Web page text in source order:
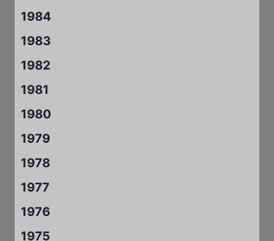
1984
1983
1982
1981
1980
1979
1978
1977
1976
1975